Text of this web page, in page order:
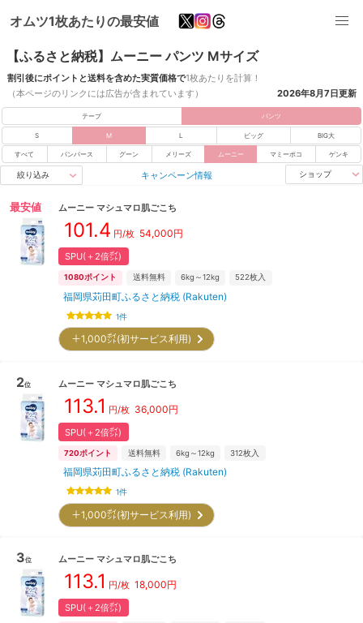
オムツ1枚あたりの最安値
【ふるさと納税】ムーニー パンツ Mサイズ
割引後にポイントと送料を含めた実質価格で1枚あたりを計算！
（本ページのリンクには広告が含まれています）
2026年8月7日更新
テープ パンツ
S M L ビッグ BIG大
すべて パンパース グーン メリーズ ムーニー マミーポコ ゲンキ
絞り込み キャンペーン情報 ショップ
最安値 ムーニー マシュマロ肌ごこち
101.4 円/枚 54,000円
SPU(＋2倍㌽)
1080ポイント 送料無料 6kg～12kg 522枚入
福岡県苅田町ふるさと納税 (Rakuten)
1件
＋1,000㌽(初サービス利用)
2位 ムーニー マシュマロ肌ごこち
113.1 円/枚 36,000円
SPU(＋2倍㌽)
720ポイント 送料無料 6kg～12kg 312枚入
福岡県苅田町ふるさと納税 (Rakuten)
1件
＋1,000㌽(初サービス利用)
3位 ムーニー マシュマロ肌ごこち
113.1 円/枚 18,000円
SPU(＋2倍㌽)